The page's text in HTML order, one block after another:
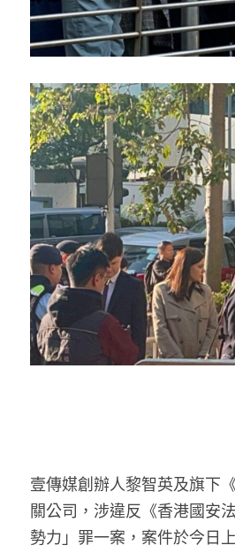
馮煒光專欄
趙處機專欄
KOL 精選
大衛sir專欄
曾子晴 - 晴深直說
龔靜儀大律師專欄
陳貴春大律師專欄
陳子遷律師專欄
羅浚軒專欄
莊豪鋒專欄
香港科技專上書院｜專欄
關於我們
壹傳媒創辦人黎智英及旗下
關公司，涉違反《香港國安
勢力」罪一案，案件於今日